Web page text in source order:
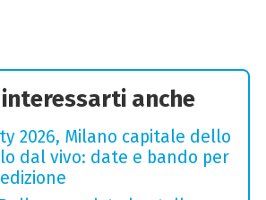
anche
2026, Milano capitale dello
dal vivo: date e bando per